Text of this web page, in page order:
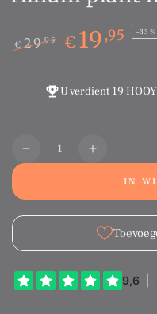
€ 29,95 € 19 ,95 –33%
U verdient 19
Aantal
TranslationTranslation
IN